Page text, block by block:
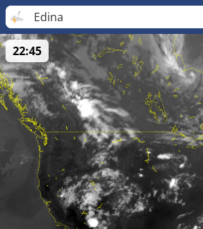
Edina
22:45